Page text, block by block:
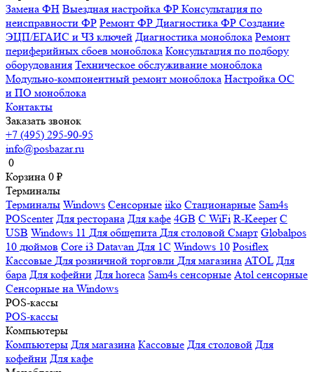
Замена ФН Выездная настройка ФР Консультация по
неисправности ФР Ремонт ФР Диагностика ФР Создание
ЭЦП/ЕГАИС и ЧЗ ключей Диагностика моноблока Ремонт
периферийных сбоев моноблока Консультация по подбору
оборудования Техническое обслуживание моноблока
Модульно-компонентный ремонт моноблока Настройка ОС
и ПО моноблока
Контакты
Заказать звонок
+7 (495) 295-90-95
info@posbazar.ru
0
Корзина 0 ₽
Терминалы
Терминалы Windows Сенсорные iiko Стационарные Sam4s
POScenter Для ресторана Для кафе 4GB С WiFi R-Keeper С
USB Windows 11 Для общепита Для столовой Смарт Globalpos
10 дюймов Core i3 Datavan Для 1С Windows 10 Posiflex
Кассовые Для розничной торговли Для магазина ATOL Для
бара Для кофейни Для horeca Sam4s сенсорные Atol сенсорные
Сенсорные на Windows
POS-кассы
POS-кассы
Компьютеры
Компьютеры Для магазина Кассовые Для столовой Для
кофейни Для кафе